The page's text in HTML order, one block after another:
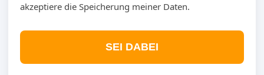
akzeptiere die Speicherung meiner Daten.
SEI DABEI